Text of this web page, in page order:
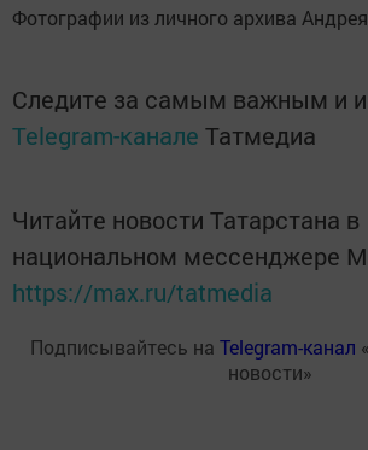
Фотографии из личного архива
Следите за самым важным и
Telegram-канале Татмедиа
Читайте новости Татарстана в
национальном мессенджере
https://max.ru/tatmedia
Подписывайтесь на Telegram-канал
новости»